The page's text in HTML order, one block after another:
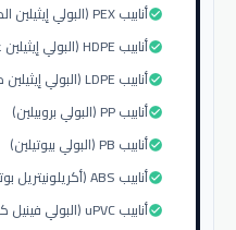
أنابيب PEX (البولي إيثيلين المتشابك)check_circle
أنابيب HDPE (البولي إيثيلين عالي الكثافة)check_circle
أنابيب LDPE (البولي إيثيلين منخفض الكثافة)check_circle
أنابيب PP (البولي بروبيلين)check_circle
أنابيب PB (البولي بيوتيلين)check_circle
أنابيب ABS (أكريلونيتريل بوتادين ستايرين)check_circle
أنابيب uPVC (البولي فينيل كلوريد غير الملدن)check_circle